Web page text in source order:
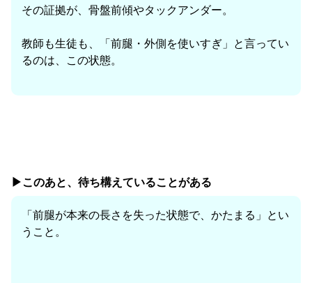
その証拠が、骨盤前傾やタックアンダー。
教師も生徒も、「前腿・外側を使いすぎ」と言ってい
るのは、この状態。
▶︎このあと、待ち構えていることがある
「前腿が本来の長さを失った状態で、かたまる」とい
うこと。